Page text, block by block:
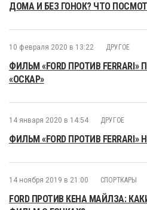
ДОМА И БЕЗ ГОНОК? ЧТО
10 февраля 2020 в 13:22 ДРУГОЕ
ФИЛЬМ «FORD ПРОТИВ
«ОСКАР»
14 января 2020 в 14:54 ДРУГОЕ
ФИЛЬМ «FORD ПРОТИВ
14 ноября 2019 в 21:00 СПОРТКАРЫ
FORD ПРОТИВ КЕНА МАЙЛЗА: